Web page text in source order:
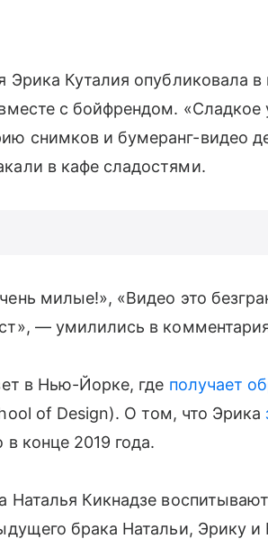
Эрика Куталия опубликовала
с бойфрендом.
снимков и бумеранг-видео
в кафе сладостями.
милые!», «Видео это
— умилились в
в Нью-Йорке, где получает
of Design). О том, что Эрика
в конце 2019 года.
Наталья Кикнадзе
брака Натальи, Эрику